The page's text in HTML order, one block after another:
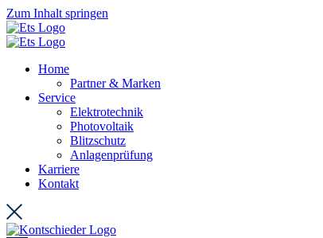
Zum Inhalt springen
Home
Partner & Marken
Service
Elektrotechnik
Photovoltaik
Blitzschutz
Anlagenprüfung
Karriere
Kontakt